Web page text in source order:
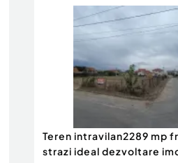
Teren intravilan2289 mp
strazi ideal dezvoltare